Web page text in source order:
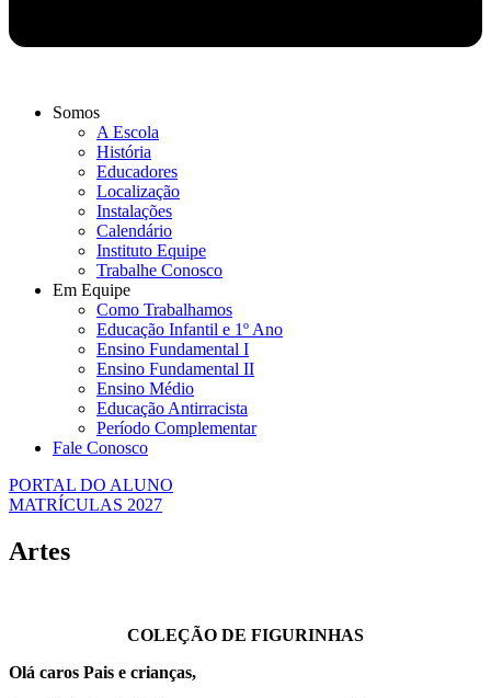
Somos
A Escola
História
Educadores
Localização
Instalações
Calendário
Instituto Equipe
Trabalhe Conosco
Em Equipe
Como Trabalhamos
Educação Infantil e 1º Ano
Ensino Fundamental I
Ensino Fundamental II
Ensino Médio
Educação Antirracista
Período Complementar
Fale Conosco
PORTAL DO ALUNO
MATRÍCULAS 2027
Artes
COLEÇÃO DE FIGURINHAS
Olá caros Pais e crianças,